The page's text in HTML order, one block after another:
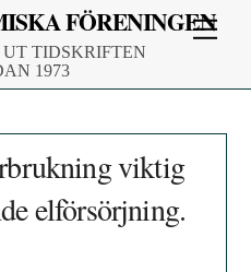
FÖRENINGEN
TIDSKRIFTEN
1973
viktig
elförsörjning.